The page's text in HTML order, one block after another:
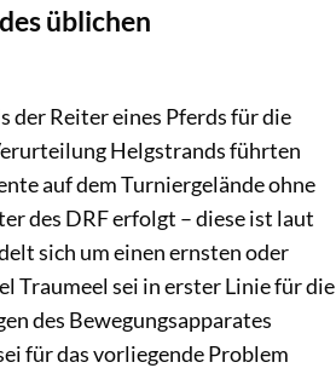
üblichen
der Reiter eines Pferds für die
Helgstrands führten
auf dem Turniergelände ohne
des DRF erfolgt – diese ist laut
sich um einen ernsten oder
Traumeel sei in erster Linie für die
des Bewegungsapparates
für das vorliegende Problem